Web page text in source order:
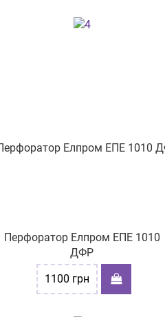
Перфоратор Елпром ЕПЕ 1010
ДФР
1100 грн